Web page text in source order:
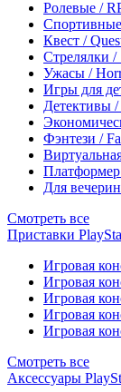
Ролевые /
Квест /
Стрелялки /
Ужасы /
Игры для
Детективы
Фэнтези /
Для
Смотреть все
Приставки
Игровая
Игровая
Игровая
Игровая
Игровая
Смотреть все
Аксессуары